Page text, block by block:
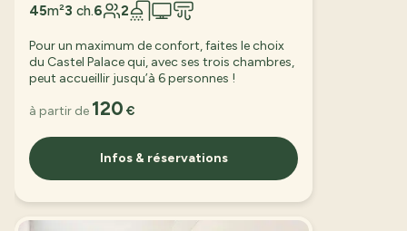
45m²3 ch.6 2
Pour un maximum de confort, faites le choix
du Castel Palace qui, avec ses trois chambres,
peut accueillir jusqu’à 6 personnes !
à partir de 120 €
Infos & réservations